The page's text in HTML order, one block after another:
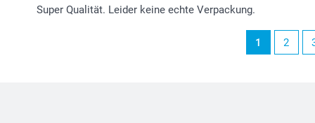
Super Qualität. Leider keine echte Verpackung.
1 2